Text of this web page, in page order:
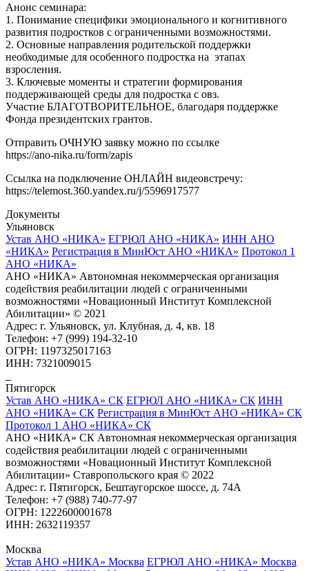
Анонс семинара:
1. Понимание специфики эмоционального и когнитивного
развития подростков с ограниченными возможностями.
2. Основные направления родительской поддержки
необходимые для особенного подростка на этапах
взросления.
3. Ключевые моменты и стратегии формирования
поддерживающей среды для подростка с овз.
Участие БЛАГОТВОРИТЕЛЬНОЕ, благодаря поддержке
Фонда президентских грантов.
Отправить ОЧНУЮ заявку можно по ссылке
https://ano-nika.ru/form/zapis
Ссылка на подключение ОНЛАЙН видеовстречу:
https://telemost.360.yandex.ru/j/5596917577
Документы
Ульяновск
Устав АНО «НИКА» ЕГРЮЛ АНО «НИКА» ИНН АНО
«НИКА» Регистрация в МинЮст АНО «НИКА» Протокол 1
АНО «НИКА»
АНО «НИКА» Автономная некоммерческая организация
содействия реабилитации людей с ограниченными
возможностями «Новационный Институт Комплексной
Абилитации» © 2021
Адрес: г. Ульяновск, ул. Клубная, д. 4, кв. 18
Телефон: +7 (999) 194-32-10
ОГРН: 1197325017163
ИНН: 7321009015
Пятигорск
Устав АНО «НИКА» СК ЕГРЮЛ АНО «НИКА» СК ИНН
АНО «НИКА» СК Регистрация в МинЮст АНО «НИКА» СК
Протокол 1 АНО «НИКА» СК
АНО «НИКА» СК Автономная некоммерческая организация
содействия реабилитации людей с ограниченными
возможностями «Новационный Институт Комплексной
Абилитации» Ставропольского края © 2022
Адрес: г. Пятигорск, Бештаугорское шоссе, д. 74А
Телефон: +7 (988) 740-77-97
ОГРН: 1222600001678
ИНН: 2632119357
Москва
Устав АНО «НИКА» Москва ЕГРЮЛ АНО «НИКА» Москва